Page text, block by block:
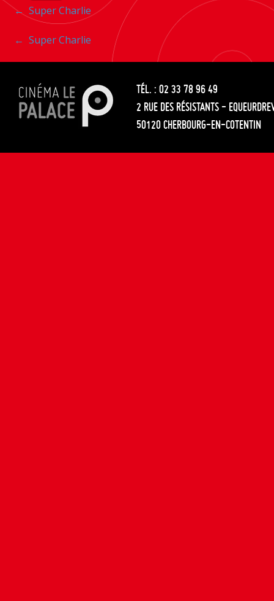
Navigation
entre
les
articles
← Super Charlie
Navigation
entre
les
articles
← Super Charlie
TÉL. : 02 33 78 96 49
2 RUE DES RÉSISTANTS -
50120 CHERBOURG-EN-COTENTIN